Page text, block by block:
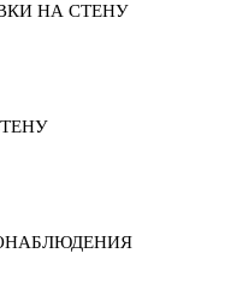
НА СТЕНУ